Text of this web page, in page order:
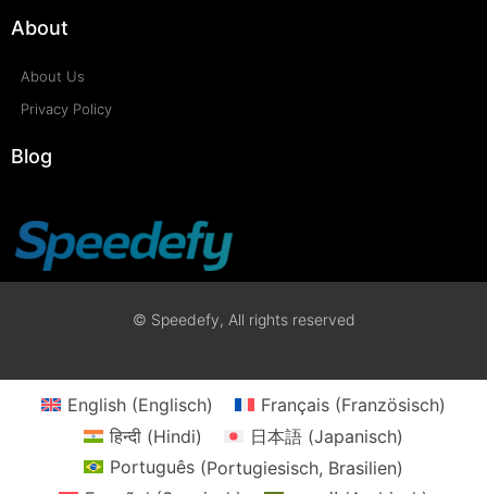
About
About Us
Privacy Policy
Blog
© Speedefy, All rights reserved
English (Englisch) Français (Französisch)
हिन्दी (Hindi) 日本語 (Japanisch)
Português (Portugiesisch, Brasilien)